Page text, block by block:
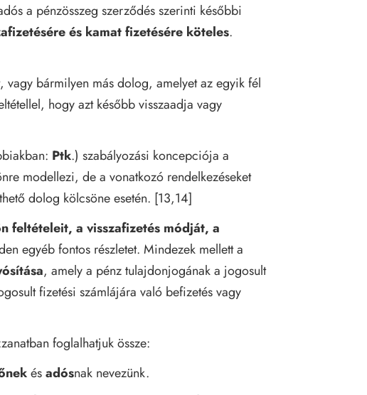
a pénzösszeg szerződés szerinti későbbi
és kamat fizetésére köteles.
, vagy bármilyen más dolog, amelyet az egyik fél
hogy azt később visszaadja vagy
Ptk.) szabályozási koncepciója a
modellezi, de a vonatkozó rendelkezéseket
dolog kölcsöne esetén. [13,14]
feltételeit, a visszafizetés módját, a
egyéb fontos részletet. Mindezek mellett a
, amely a pénz tulajdonjogának a jogosult
fizetési számlájára való befizetés vagy
foglalhatjuk össze:
ésadósnak nevezünk.